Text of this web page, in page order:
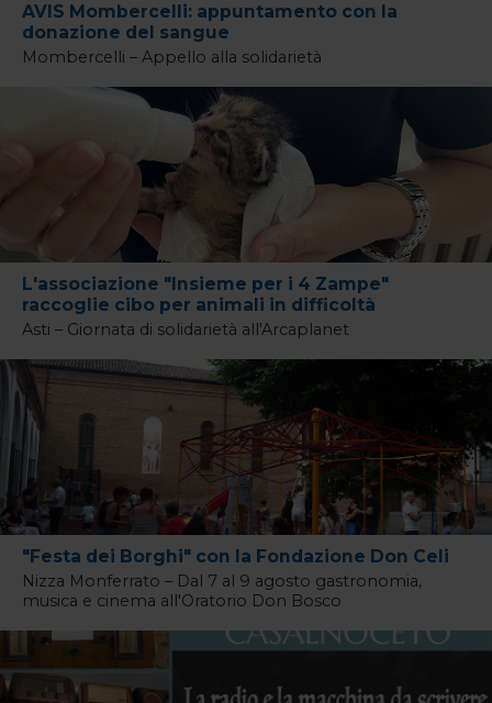
AVIS Mombercelli: appuntamento con la
donazione del sangue
Mombercelli – Appello alla solidarietà
L'associazione "Insieme per i 4 Zampe"
raccoglie cibo per animali in difficoltà
Asti – Giornata di solidarietà all'Arcaplanet
"Festa dei Borghi" con la Fondazione Don Celi
Nizza Monferrato – Dal 7 al 9 agosto gastronomia,
musica e cinema all'Oratorio Don Bosco